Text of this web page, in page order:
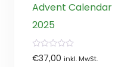
Advent Calendar
2025
0
von
€37,00 inkl. MwSt.